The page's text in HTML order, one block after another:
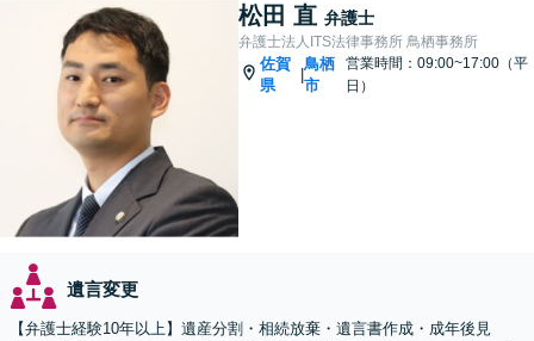
松田 直 弁護士
弁護士法人ITS法律事務所 鳥栖事務所
佐賀
県
|
鳥栖
市
営業時間：09:00~17:00（平
日）
遺言変更
【弁護士経験10年以上】遺産分割・相続放棄・遺言書作成・成年後見